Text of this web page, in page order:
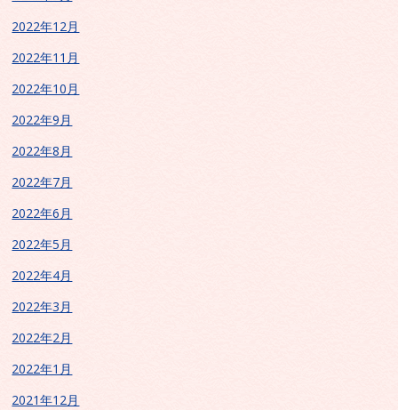
2022年12月
2022年11月
2022年10月
2022年9月
2022年8月
2022年7月
2022年6月
2022年5月
2022年4月
2022年3月
2022年2月
2022年1月
2021年12月